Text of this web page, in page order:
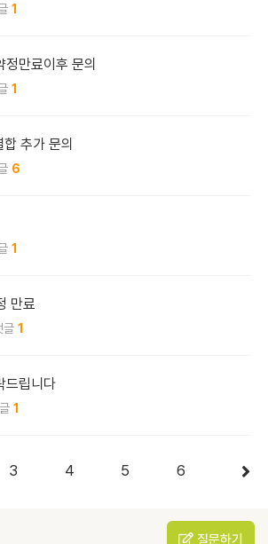
1
만료이후 문의
1
추가 문의
6
1
만료
1
드립니다
1
3 4 5 6
질문하기